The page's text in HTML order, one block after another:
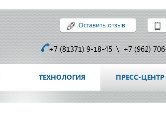
Оставить отзыв
+7 (81371) 9-18-45 \ +7 (962)
ТЕХНОЛОГИЯ ПРЕСС-ЦЕНТР